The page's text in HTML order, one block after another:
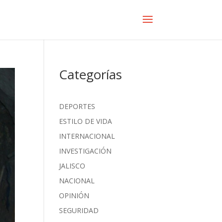
Categorías
DEPORTES
ESTILO DE VIDA
INTERNACIONAL
INVESTIGACIÓN
JALISCO
NACIONAL
OPINIÓN
SEGURIDAD